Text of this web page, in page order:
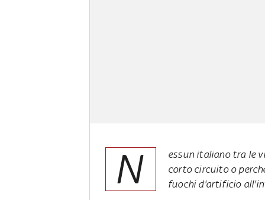
N
essun italiano tra le
corto circuito o
fuochi d'artificio